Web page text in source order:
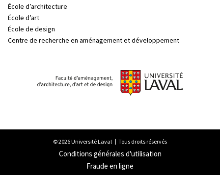
École d’architecture
École d’art
École de design
Centre de recherche en aménagement et développement
© 2026 Université Laval Tous droits réservés
Conditions générales d'utilisation
Fraude en ligne